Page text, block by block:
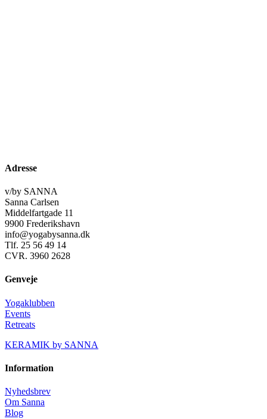
Adresse
v/by SANNA
Sanna Carlsen
Middelfartgade 11
9900 Frederikshavn
info@yogabysanna.dk
Tlf. 25 56 49 14
CVR. 3960 2628
Genveje
Yogaklubben
Events
Retreats
KERAMIK by SANNA
Information
Nyhedsbrev
Om Sanna
Blog